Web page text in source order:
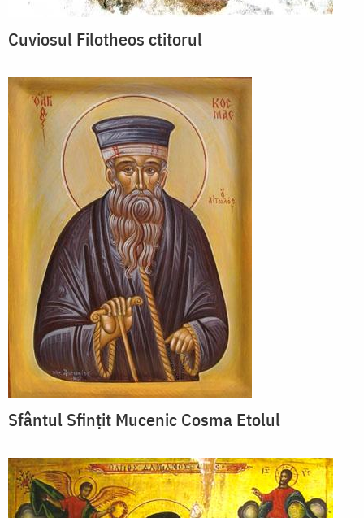
Cuviosul Filotheos ctitorul
Sfântul Sfințit Mucenic Cosma Etolul